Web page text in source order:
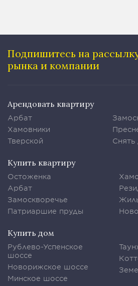
Подпишитесь на
рынка и компании
Арендовать квартиру
Арбат
Хамовники
Тверской
Снять
Купить квартиру
Остоженка
Арбат
Замоскворечье
Патриаршие пруды
Купить дом
Рублево-Успенское
шоссе
Новорижское шоссе
Минское шоссе